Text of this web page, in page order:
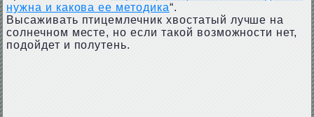
нужна и какова ее методика“.
Высаживать птицемлечник хвостатый лучше на
солнечном месте, но если такой возможности нет,
подойдет и полутень.